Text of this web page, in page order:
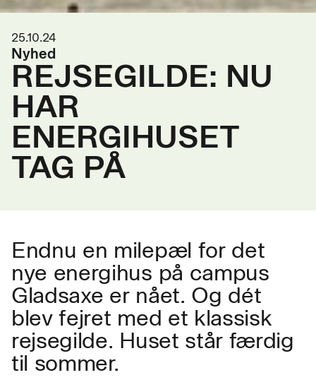
25.10.24
Nyhed
REJSEGILDE: NU
HAR
ENERGIHUSET
TAG PÅ
Endnu en milepæl for det
nye energihus på campus
Gladsaxe er nået. Og dét
blev fejret med et klassisk
rejsegilde. Huset står færdig
til sommer.